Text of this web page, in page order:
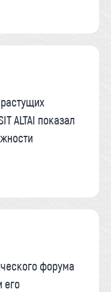
ALTAI показал
форума
его